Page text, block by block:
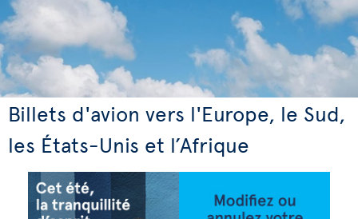
Billets d'avion vers l'Europe, le Sud,
les États-Unis et l’Afrique